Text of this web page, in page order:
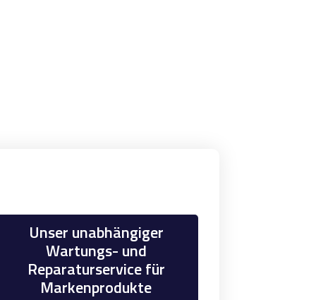
Unser unabhängiger
Wartungs- und
Reparaturservice für
Markenprodukte